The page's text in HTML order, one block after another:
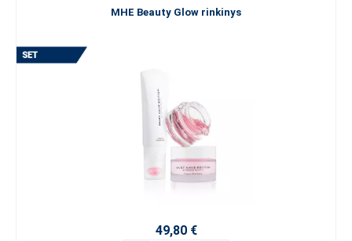
MHE Beauty Glow rinkinys
49,80 €